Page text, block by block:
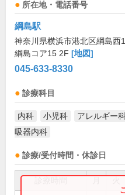
所在地・電話番号
綱島駅
神奈川県横浜市港北区綱島西
綱島コア15 2F [地図]
045-633-8330
診療科目
内科 小児科 アレルギー
吸器内科
診療/受付時間・休診日